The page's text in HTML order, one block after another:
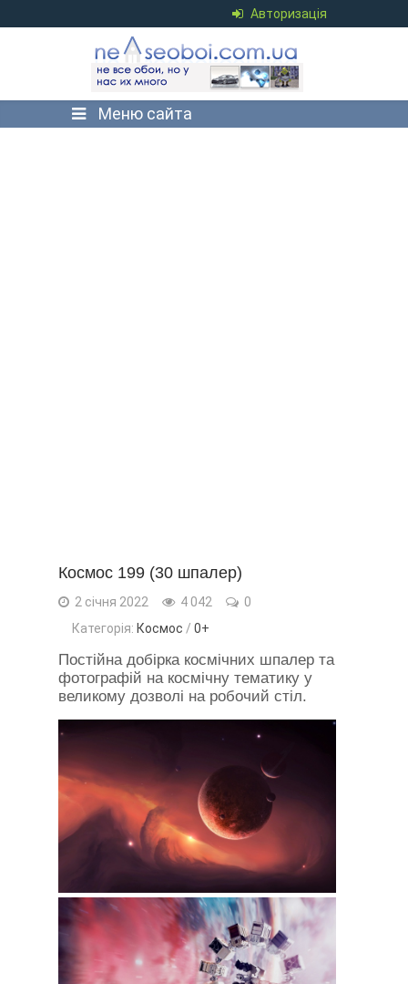
Авторизація
Меню сайта
Космос 199 (30 шпалер)
2 січня 2022 4 042
0
Категорія: Космос / 0+
Постійна добірка космічних шпалер та
фотографій на космічну тематику у
великому дозволі на робочий стіл.